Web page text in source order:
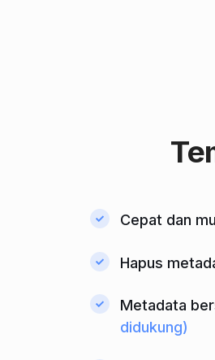
Cepat dan
Hapus
Metadata
didukung)